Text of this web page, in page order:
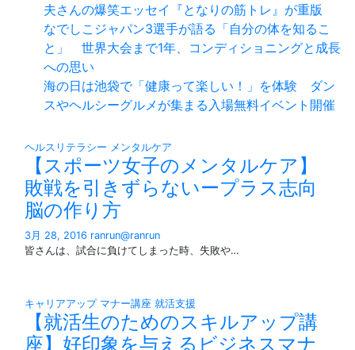
夫さんの爆笑エッセイ『となりの筋トレ』が重版
なでしこジャパン3選手が語る「自分の体を知るこ
と」 世界大会まで1年、コンディショニングと成長
への思い
海の日は池袋で「健康って楽しい！」を体験 ダン
スやヘルシーグルメが集まる入場無料イベント開催
ヘルスリテラシー メンタルケア
【スポーツ女子のメンタルケア】
敗戦を引きずらないープラス志向
脳の作り方
3月 28, 2016 ranrun@ranrun
皆さんは、試合に負けてしまった時、失敗や…
キャリアアップ マナー講座 就活支援
【就活生のためのスキルアップ講
座】好印象を与えるビジネスマナ